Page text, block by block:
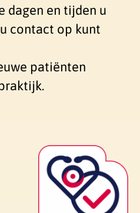
dagen en tijden u
contact op kunt
patiënten